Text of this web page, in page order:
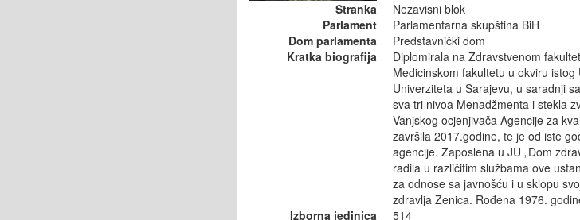
Stranka
Nezavisni blok
Parlament
Parlamentarna skupština BiH
Dom parlamenta
Predstavnički dom
Kratka biografija
Diplomirala na Zdravstvenom
Medicinskom fakultetu u okviru
Univerziteta u Sarajevu, u saradnji
sva tri nivoa Menadžmenta i stekla
Vanjskog ocjenjivača Agencije za
završila 2017.godine, te je od iste
agencije. Zaposlena u JU „Dom
radila u različitim službama ove
za odnose sa javnošću i u sklopu
zdravlja Zenica. Rođena 1976.
Izborna jedinica
514